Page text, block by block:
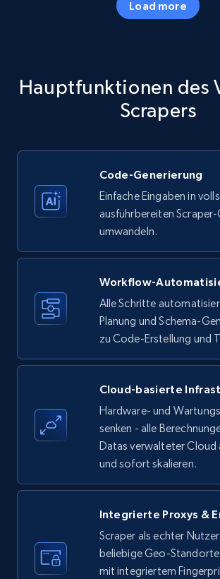
price, Currency, Availability, Reviews
Amazon products - Collects
specific keywords
Title, Seller name, Brand, Description,
35.3K+ 5.7K+ Gratis
Amazon products - find products
upc numbers
Title, Seller name, Brand, Description,
price, Currency, Availability, Reviews
LinkedIn company information
Load more
Hauptfunktionen des
Scrapers
Code-Generierung
Einfache Eingaben in
ausführbereiten
umwandeln.
Workflow-
Alle Schritte
Planung und Schema-
zu Code-Erstellung und
Cloud-basierte
Hardware- und
senken - alle
Datas verwalteter Cloud
und sofort skalieren.
Integrierte Proxys &
Scraper als echter
beliebige Geo-
mit integriertem